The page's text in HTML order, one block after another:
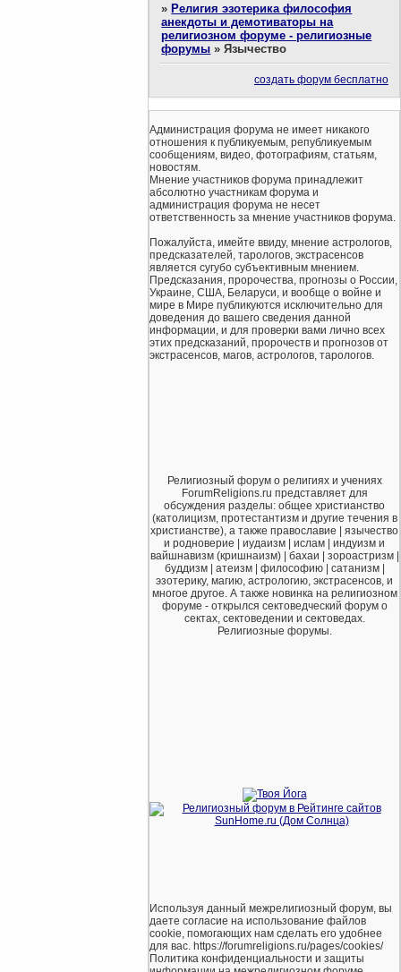
»Религия эзотерика философия
анекдоты и демотиваторы на
религиозном форуме - религиозные
форумы »Язычество
создать форум бесплатно
Администрация форума не имеет никакого
отношения к публикуемым, републикуемым
сообщениям, видео, фотографиям, статьям,
новостям.
Мнение участников форума принадлежит
абсолютно участникам форума и
администрация форума не несет
ответственность за мнение участников форума.
Пожалуйста, имейте ввиду, мнение астрологов,
предсказателей, тарологов, экстрасенсов
является сугубо субъективным мнением.
Предсказания, пророчества, прогнозы о России,
Украине, США, Беларуси, и вообще о войне и
мире в Мире публикуются исключительно для
доведения до вашего сведения данной
информации, и для проверки вами лично всех
этих предсказаний, пророчеств и прогнозов от
экстрасенсов, магов, астрологов, тарологов.
Религиозный форум о религиях и учениях
ForumReligions.ru представляет для
обсуждения разделы: общее христианство
(католицизм, протестантизм и другие течения в
христианстве), а также православие | язычество
и родноверие | иудаизм | ислам | индуизм и
вайшнавизм (кришнаизм) | бахаи | зороастризм |
буддизм | атеизм | философию | сатанизм |
эзотерику, магию, астрологию, экстрасенсов, и
многое другое. А также новинка на религиозном
форуме - открылся сектоведческий форум о
сектах, сектоведении и сектоведах.
Религиозные форумы.
Используя данный межрелигиозный форум, вы
даете согласие на использование файлов
cookie, помогающих нам сделать его удобнее
для вас. https://forumreligions.ru/pages/cookies/
Политика конфиденциальности и защиты